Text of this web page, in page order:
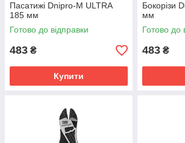
Пасатижі Dnipro-M ULTRA
185 мм
Готово до відправки
483 ₴
Купити
Бокорізи
мм
Готово до
483 ₴